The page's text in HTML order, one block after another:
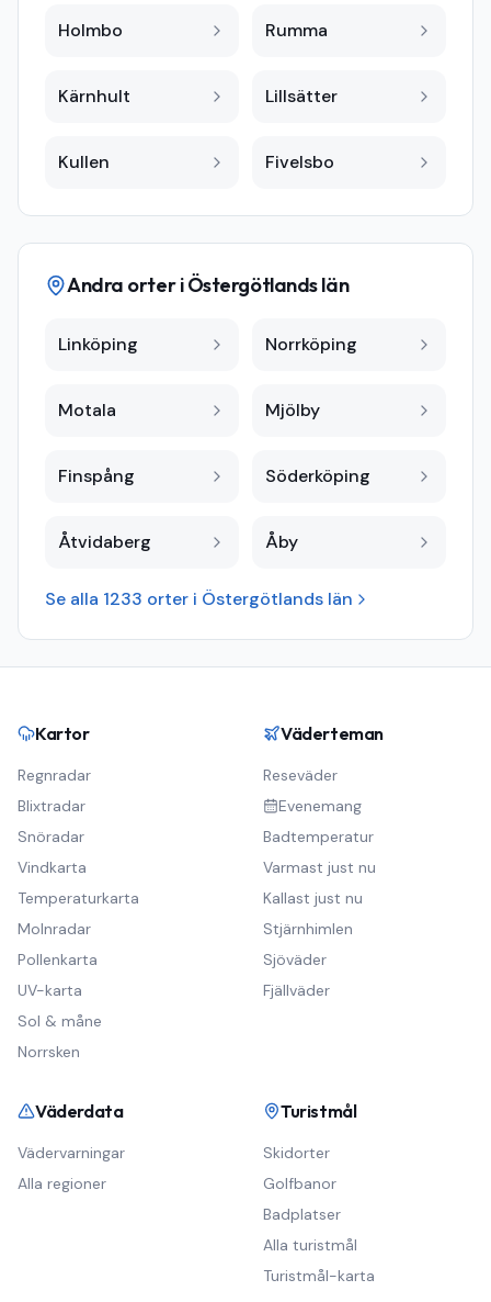
Holmbo Rumma
Kärnhult Lillsätter
Kullen Fivelsbo
Andra orter iÖstergötlands län
Linköping Norrköping
Motala Mjölby
Finspång Söderköping
Åtvidaberg Åby
Se alla 1233 orter i Östergötlands län
Kartor
Regnradar
Blixtradar
Snöradar
Vindkarta
Temperaturkarta
Molnradar
Pollenkarta
UV-karta
Sol & måne
Norrsken
Väderteman
Reseväder
Evenemang
Badtemperatur
Varmast just nu
Kallast just nu
Stjärnhimlen
Sjöväder
Fjällväder
Väderdata
Vädervarningar
Alla regioner
Turistmål
Skidorter
Golfbanor
Badplatser
Alla turistmål
Turistmål-karta